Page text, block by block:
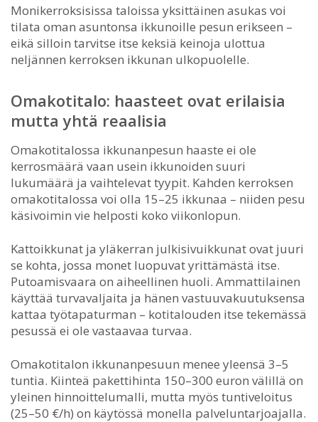
Monikerroksisissa taloissa yksittäinen asukas voi
tilata oman asuntonsa ikkunoille pesun erikseen –
eikä silloin tarvitse itse keksiä keinoja ulottua
neljännen kerroksen ikkunan ulkopuolelle.
Omakotitalo: haasteet ovat erilaisia
mutta yhtä reaalisia
Omakotitalossa ikkunanpesun haaste ei ole
kerrosmäärä vaan usein ikkunoiden suuri
lukumäärä ja vaihtelevat tyypit. Kahden kerroksen
omakotitalossa voi olla 15–25 ikkunaa – niiden pesu
käsivoimin vie helposti koko viikonlopun.
Kattoikkunat ja yläkerran julkisivuikkunat ovat juuri
se kohta, jossa monet luopuvat yrittämästä itse.
Putoamisvaara on aiheellinen huoli. Ammattilainen
käyttää turvavaljaita ja hänen vastuuvakuutuksensa
kattaa työtapaturman – kotitalouden itse tekemässä
pesussä ei ole vastaavaa turvaa.
Omakotitalon ikkunanpesuun menee yleensä 3–5
tuntia. Kiinteä pakettihinta 150–300 euron välillä on
yleinen hinnoittelumalli, mutta myös tuntiveloitus
(25–50 €/h) on käytössä monella palveluntarjoajalla.